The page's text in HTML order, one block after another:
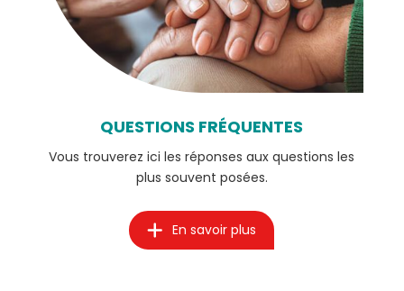
QUESTIONS FRÉQUENTES
Vous trouverez ici les réponses aux questions les
plus souvent posées.
En savoir plus